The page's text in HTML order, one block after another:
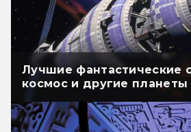
Лучшие фантастические
космос и другие планеты